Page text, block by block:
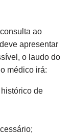
ao
apresentar
o laudo do
médico irá:
de